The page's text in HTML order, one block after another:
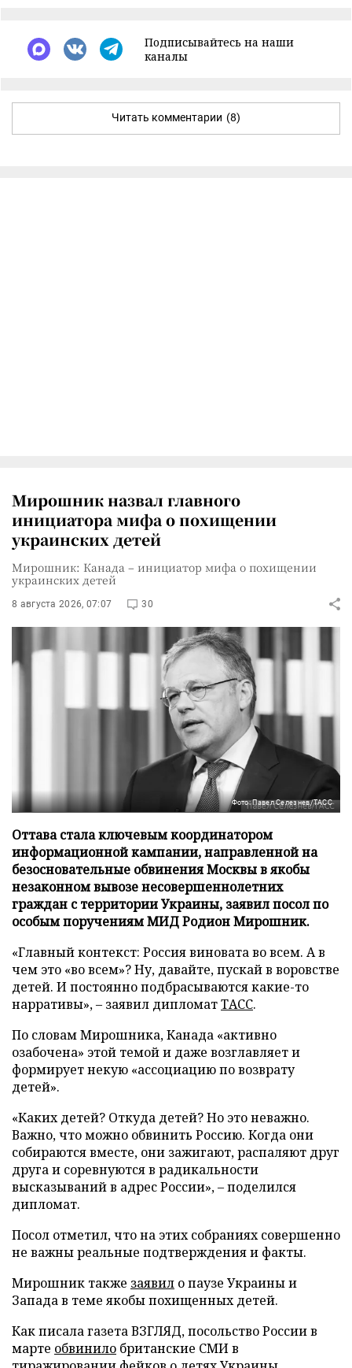
Подписывайтесь на наши
каналы
Читать комментарии (8)
Мирошник назвал главного
инициатора мифа о похищении
украинских детей
Мирошник: Канада – инициатор мифа о похищении
украинских детей
8 августа 2026, 07:07 30
Фото: Павел Селезнев/ТАСС
Оттава стала ключевым координатором
информационной кампании, направленной на
безосновательные обвинения Москвы в якобы
незаконном вывозе несовершеннолетних
граждан с территории Украины, заявил посол по
особым поручениям МИД Родион Мирошник.
«Главный контекст: Россия виновата во всем. А в
чем это «во всем»? Ну, давайте, пускай в воровстве
детей. И постоянно подбрасываются какие-то
нарративы», – заявил дипломатТАСС.
По словам Мирошника, Канада «активно
озабочена» этой темой и даже возглавляет и
формирует некую «ассоциацию по возврату
детей».
«Каких детей? Откуда детей? Но это неважно.
Важно, что можно обвинить Россию. Когда они
собираются вместе, они зажигают, распаляют друг
друга и соревнуются в радикальности
высказываний в адрес России», – поделился
дипломат.
Посол отметил, что на этих собраниях совершенно
не важны реальные подтверждения и факты.
Мирошник также заявил о паузе Украины и
Запада в теме якобы похищенных детей.
Как писала газета ВЗГЛЯД, посольство России в
марте обвинило британские СМИ в